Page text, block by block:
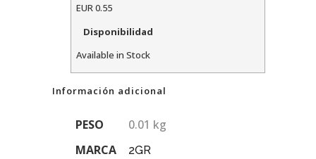
EUR0.55
Disponibilidad
Available in Stock
Información adicional
PESO
0.01 kg
MARCA
2GR